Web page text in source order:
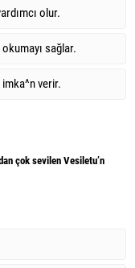
olur.
sağlar.
verir.
çok sevilen Vesiletu’n